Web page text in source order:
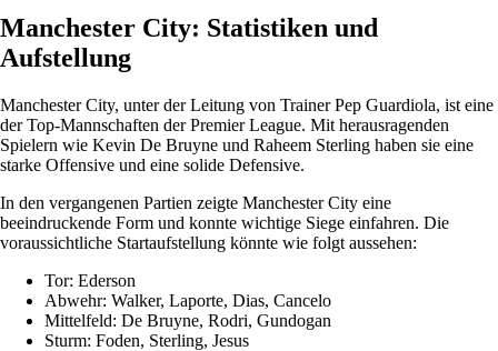
Manchester City: Statistiken und
Aufstellung
Manchester City, unter der Leitung von Trainer Pep Guardiola, ist eine
der Top-Mannschaften der Premier League. Mit herausragenden
Spielern wie Kevin De Bruyne und Raheem Sterling haben sie eine
starke Offensive und eine solide Defensive.
In den vergangenen Partien zeigte Manchester City eine
beeindruckende Form und konnte wichtige Siege einfahren. Die
voraussichtliche Startaufstellung könnte wie folgt aussehen:
Tor: Ederson
Abwehr: Walker, Laporte, Dias, Cancelo
Mittelfeld: De Bruyne, Rodri, Gundogan
Sturm: Foden, Sterling, Jesus